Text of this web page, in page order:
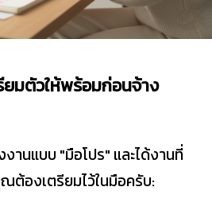
ยมตัวให้พร้อมก่อนจ้าง
านแบบ "มือโปร" และได้งานที่
ต้องเตรียมไว้ในมือครับ: